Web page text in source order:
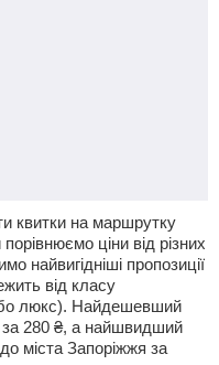
квитки на маршрутку
ціни від різних
найвигідніші пропозиції
від класу
люкс). Найдешевший
280 ₴, а найшвидший
міста Запоріжжя за